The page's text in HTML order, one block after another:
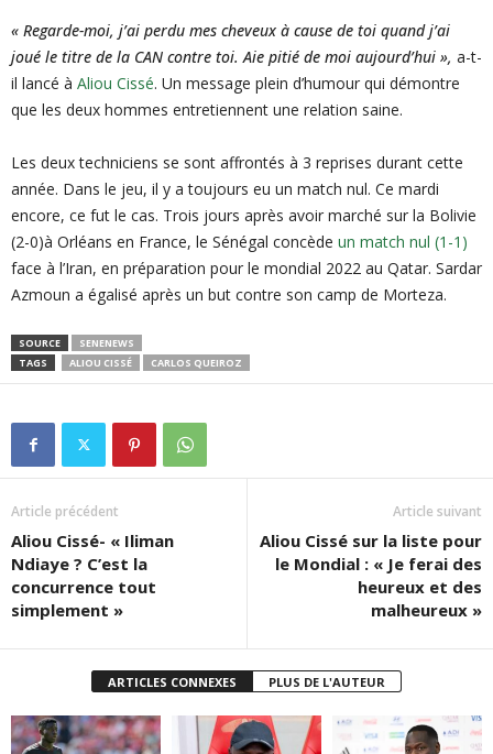
« Regarde-moi, j’ai perdu mes cheveux à cause de toi quand j’ai
joué le titre de la CAN contre toi. Aie pitié de moi aujourd’hui », a-t-
il lancé à Aliou Cissé. Un message plein d’humour qui démontre
que les deux hommes entretiennent une relation saine.
Les deux techniciens se sont affrontés à 3 reprises durant cette
année. Dans le jeu, il y a toujours eu un match nul. Ce mardi
encore, ce fut le cas. Trois jours après avoir marché sur la Bolivie
(2-0)à Orléans en France, le Sénégal concède un match nul (1-1)
face à l’Iran, en préparation pour le mondial 2022 au Qatar. Sardar
Azmoun a égalisé après un but contre son camp de Morteza.
SOURCE
SENENEWS
TAGS
ALIOU CISSÉ CARLOS QUEIROZ
Article précédent
Aliou Cissé- « Iliman
Ndiaye ? C’est la
concurrence tout
simplement »
Article suivant
Aliou Cissé sur la liste pour
le Mondial : « Je ferai des
heureux et des
malheureux »
ARTICLES CONNEXES PLUS DE L'AUTEUR